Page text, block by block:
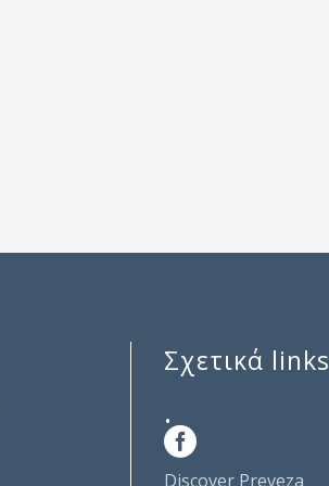
Σχετικά links
.
Discover Preveza